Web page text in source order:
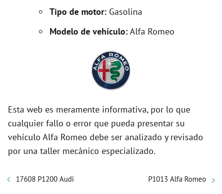
Tipo de motor: Gasolina
Modelo de vehículo:Alfa Romeo
Esta web es meramente informativa, por lo que
cualquier fallo o error que pueda presentar su
vehículo Alfa Romeo debe ser analizado y revisado
por una taller mecánico especializado.
17608 P1200 Audi P1013 Alfa Romeo